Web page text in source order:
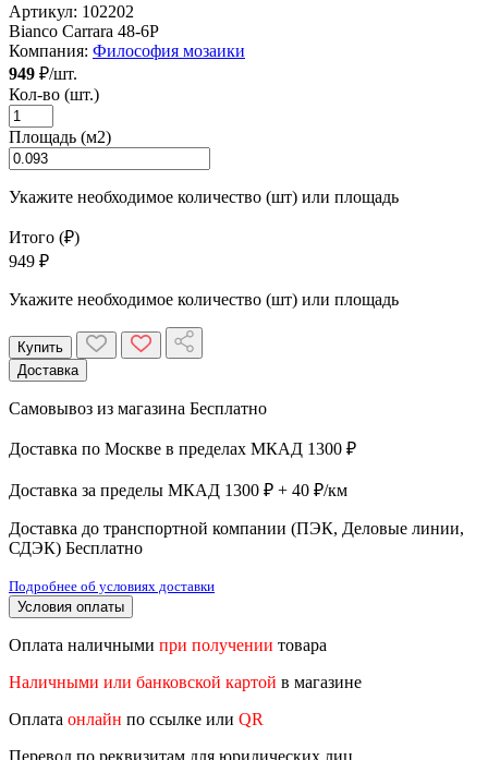
Артикул: 102202
Bianco Carrara 48-6P
Компания: Философия мозаики
949 ₽/шт.
Кол-во (шт.)
Площадь (м2)
Укажите необходимое количество (шт) или площадь
Итого (₽)
949 ₽
Укажите необходимое количество (шт) или площадь
Купить
Доставка
Самовывоз из магазина Бесплатно
Доставка по Москве в пределах МКАД 1300 ₽
Доставка за пределы МКАД 1300 ₽ + 40 ₽/км
Доставка до транспортной компании (ПЭК, Деловые линии,
СДЭК) Бесплатно
Подробнее об условиях доставки
Условия оплаты
Оплата наличными при получении товара
Наличными или банковской картой в магазине
Оплата онлайн по ссылке или QR
Перевод по реквизитам для юридических лиц,